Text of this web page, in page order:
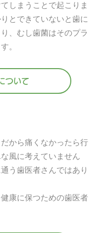
しまうことで起こりま
とできていないと歯に
、むし歯菌はそのプラ
。
ついて
から痛くなかったら行
風に考えていません
う歯医者さんではあり
康に保つための歯医者